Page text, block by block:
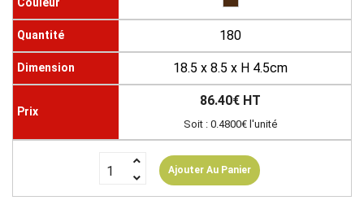
180
18.5 x 8.5 x H 4.5cm
86.40€ HT
Soit : 0.4800€ l'unité
Ajouter Au Panier